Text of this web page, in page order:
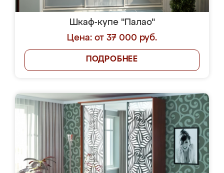
Шкаф-купе "Палао"
Цена: от 37 000 руб.
ПОДРОБНЕЕ